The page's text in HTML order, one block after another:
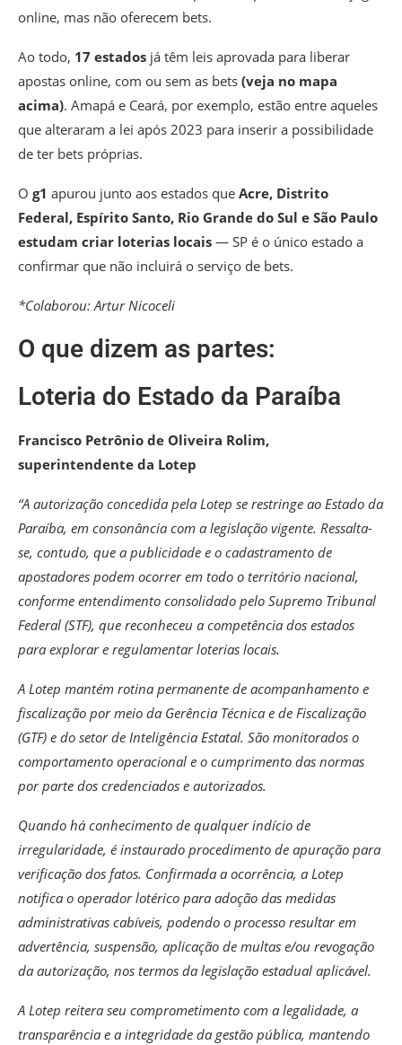
online, mas não oferecem bets.
Ao todo, 17 estados já têm leis aprovada para liberar
apostas online, com ou sem as bets (veja no mapa
acima). Amapá e Ceará, por exemplo, estão entre aqueles
que alteraram a lei após 2023 para inserir a possibilidade
de ter bets próprias.
O g1 apurou junto aos estados que Acre, Distrito
Federal, Espírito Santo, Rio Grande do Sul e São Paulo
estudam criar loterias locais — SP é o único estado a
confirmar que não incluirá o serviço de bets.
*Colaborou: Artur Nicoceli
O que dizem as partes:
Loteria do Estado da Paraíba
Francisco Petrônio de Oliveira Rolim,
superintendente da Lotep
“A autorização concedida pela Lotep se restringe ao Estado da
Paraíba, em consonância com a legislação vigente. Ressalta-
se, contudo, que a publicidade e o cadastramento de
apostadores podem ocorrer em todo o território nacional,
conforme entendimento consolidado pelo Supremo Tribunal
Federal (STF), que reconheceu a competência dos estados
para explorar e regulamentar loterias locais.
A Lotep mantém rotina permanente de acompanhamento e
fiscalização por meio da Gerência Técnica e de Fiscalização
(GTF) e do setor de Inteligência Estatal. São monitorados o
comportamento operacional e o cumprimento das normas
por parte dos credenciados e autorizados.
Quando há conhecimento de qualquer indício de
irregularidade, é instaurado procedimento de apuração para
verificação dos fatos. Confirmada a ocorrência, a Lotep
notifica o operador lotérico para adoção das medidas
administrativas cabíveis, podendo o processo resultar em
advertência, suspensão, aplicação de multas e/ou revogação
da autorização, nos termos da legislação estadual aplicável.
A Lotep reitera seu comprometimento com a legalidade, a
transparência e a integridade da gestão pública, mantendo